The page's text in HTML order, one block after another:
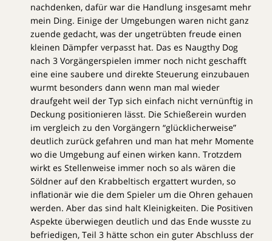
nachdenken, dafür war die Handlung insgesamt mehr
mein Ding. Einige der Umgebungen waren nicht ganz
zuende gedacht, was der ungetrübten freude einen
kleinen Dämpfer verpasst hat. Das es Naugthy Dog
nach 3 Vorgängerspielen immer noch nicht geschafft
eine eine saubere und direkte Steuerung einzubauen
wurmt besonders dann wenn man mal wieder
draufgeht weil der Typ sich einfach nicht vernünftig in
Deckung positionieren lässt. Die Schießerein wurden
im vergleich zu den Vorgängern “glücklicherweise”
deutlich zurück gefahren und man hat mehr Momente
wo die Umgebung auf einen wirken kann. Trotzdem
wirkt es Stellenweise immer noch so als wären die
Söldner auf den Krabbeltisch ergattert wurden, so
inflationär wie die dem Spieler um die Ohren gehauen
werden. Aber das sind halt Kleinigkeiten. Die Positiven
Aspekte überwiegen deutlich und das Ende wusste zu
befriedigen, Teil 3 hätte schon ein guter Abschluss der